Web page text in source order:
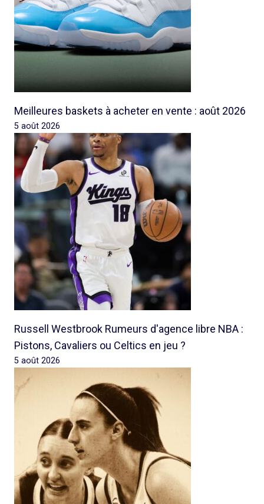
Meilleures baskets à acheter en vente : août 2026
5 août 2026
Russell Westbrook Rumeurs d'agence libre NBA :
Pistons, Cavaliers ou Celtics en jeu ?
5 août 2026